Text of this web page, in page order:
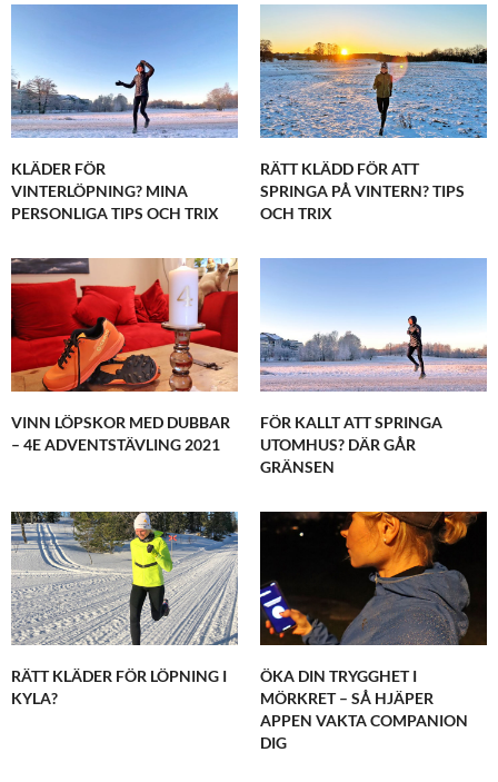
KLÄDER FÖR
VINTERLÖPNING? MINA
PERSONLIGA TIPS OCH TRIX
RÄTT KLÄDD FÖR ATT
SPRINGA PÅ VINTERN? TIPS
OCH TRIX
VINN LÖPSKOR MED DUBBAR
– 4E ADVENTSTÄVLING 2021
FÖR KALLT ATT SPRINGA
UTOMHUS? DÄR GÅR
GRÄNSEN
RÄTT KLÄDER FÖR LÖPNING I
KYLA?
ÖKA DIN TRYGGHET I
MÖRKRET – SÅ HJÄPER
APPEN VAKTA COMPANION
DIG